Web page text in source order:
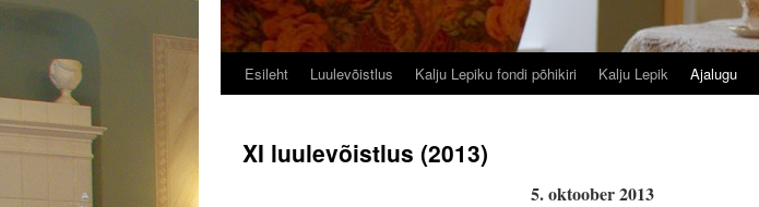
Liigu
juurde
Esileht Luulevõistlus Kalju Lepiku fondi põhikiri Kalju Lepik Ajalugu
XI luulevõistlus (2013)
5. oktoober 2013